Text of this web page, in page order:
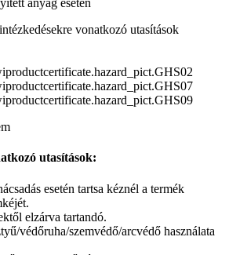
anyag esetén
vonatkozó utasítások
utasítások:
esetén tartsa kéznél a termék
elzárva tartandó.
védőruha/szemvédő/arcvédő használata